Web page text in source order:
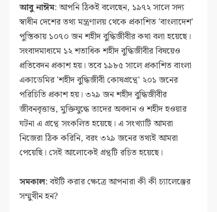
আবু নাঈম: আপনি ঠিকই বলেছেন, ১৯৭২ সালে সদ্য
স্বাধীন দেশের তথ্য মন্ত্রণালয় থেকে প্রকাশিত 'বাংলাদেশ'
পুস্তিকায় ১০৭০ জন শহীদ বুদ্ধিজীবীর কথা বলা হয়েছে।
সংবাদমাধ্যমে ১২ শতাধিক শহীদ বুদ্ধিজীবীর বিষয়েও
প্রতিবেদন প্রকাশ হয়। তবে ১৯৮৫ সালে প্রকাশিত বাংলা
একাডেমির 'শহীদ বুদ্ধিজীবী কোষগ্রন্থে' ২০১ জনের
পরিচিতি প্রকাশ হয়। ৩২৯ জন শহীদ বুদ্ধিজীবীর
জীবনবৃত্তান্ত, মুক্তিযুদ্ধে তাদের অবদান ও শহীদ হওয়ার
ঘটনা এ গ্রন্থে সংকলিত হয়েছে। এ সংখ্যাটি আমরা
নিজেরা ঠিক করিনি, বরং ৩২৯ জনের তথ্যই আমরা
পেয়েছি। সেই আলোকেই গ্রন্থটি রচিত হয়েছে।
সমকাল: বইটি করার ক্ষেত্রে আপনারা কী কী চ্যালেঞ্জের
সম্মুখীন হন?